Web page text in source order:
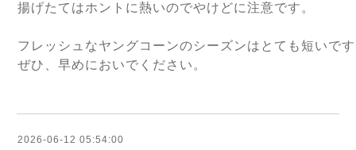
揚げたてはホントに熱いのでやけどに注意です。
フレッシュなヤングコーンのシーズンはとても短いで
ぜひ、早めにおいでください。
2026-06-12 05:54:00